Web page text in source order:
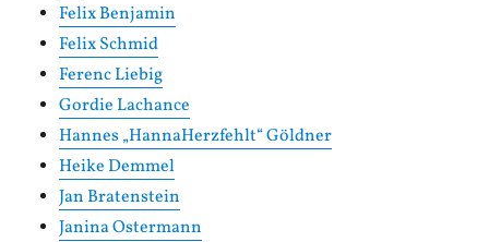
Felix Benjamin
Felix Schmid
Ferenc Liebig
Gordie Lachance
Hannes „HannaHerzfehlt“ Göldner
Heike Demmel
Jan Bratenstein
Janina Ostermann